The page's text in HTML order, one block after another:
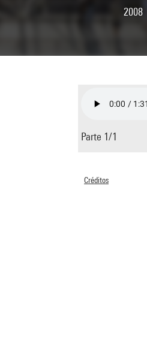
2008
Parte 1/1
Créditos